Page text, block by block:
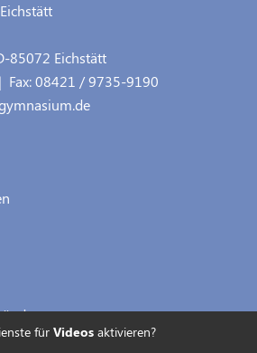
85072 Eichstätt
| Fax:08421 / 9735-9190
für Videos aktivieren?